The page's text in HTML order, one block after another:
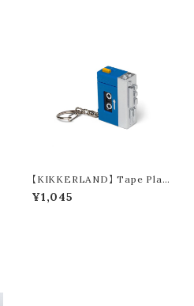
【KIKKERLAND】 Tape Play
er LED Keychain
¥1,045